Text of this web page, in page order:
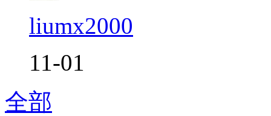
liumx2000
11-01
全部